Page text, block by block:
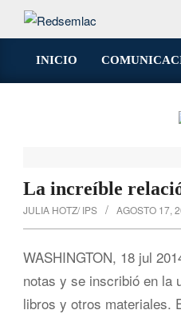
Saltar
Menú
INICIO
La increíble
JULIA HOTZ/ IPS AGOSTO 17,
WASHINGTON, 18 jul
notas y se inscribió en la
libros y otros materiales.